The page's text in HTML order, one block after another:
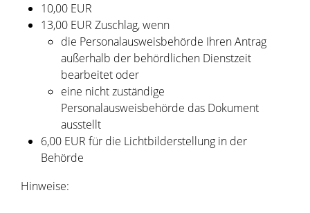
10,00 EUR
13,00 EUR Zuschlag, wenn
die Personalausweisbehörde Ihren Antrag
außerhalb der behördlichen Dienstzeit
bearbeitet oder
eine nicht zuständige
Personalausweisbehörde das Dokument
ausstellt
6,00EUR für die Lichtbilderstellung in der
Behörde
Hinweise: